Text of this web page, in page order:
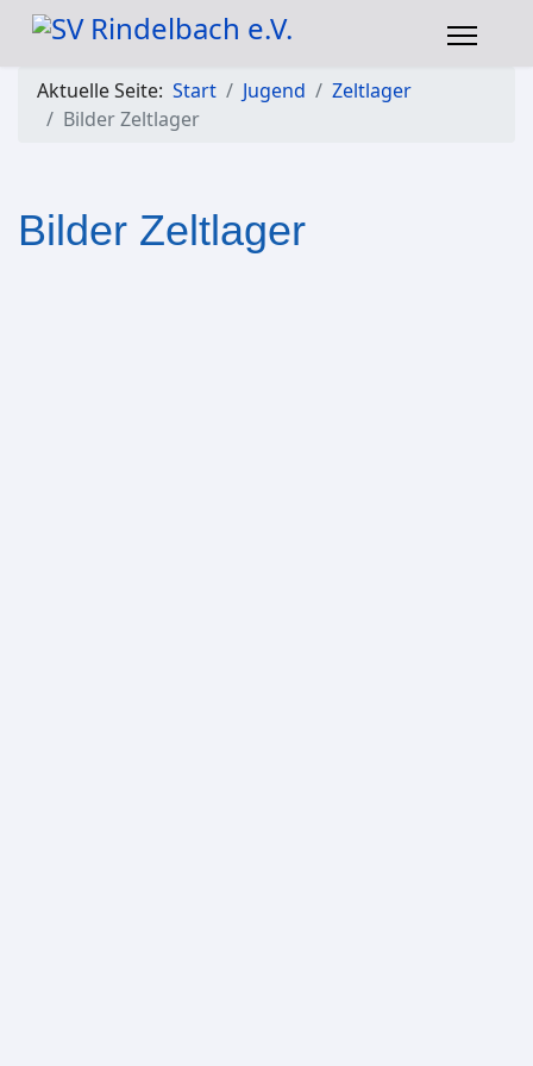
Aktuelle Seite: Start Jugend
Zeltlager
Bilder Zeltlager
Bilder Zeltlager